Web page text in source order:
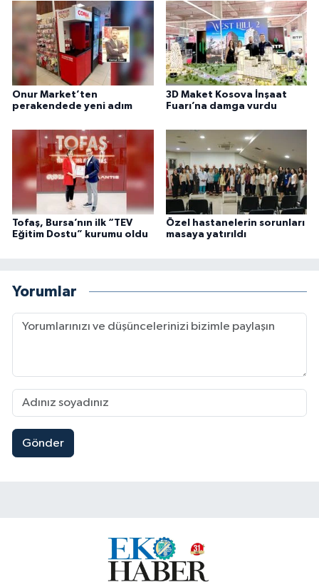
Onur Market’ten
perakendede yeni adım
3D Maket Kosova İnşaat
Fuarı’na damga vurdu
Tofaş, Bursa’nın ilk “TEV
Eğitim Dostu” kurumu oldu
Özel hastanelerin sorunları
masaya yatırıldı
Yorumlar
Gönder